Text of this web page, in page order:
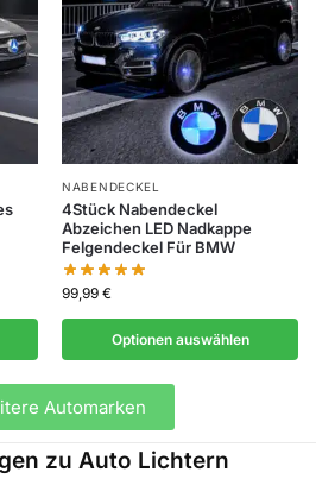
NABENDECKEL
4Stück Nabendeckel
Abzeichen LED Nadkappe
Felgendeckel Für BMW
99,99 €
Optionen auswählen
Automarken
zu Auto Lichtern